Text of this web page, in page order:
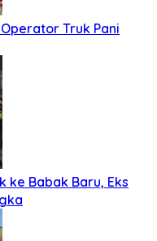
Truk Pani
ke Babak Baru, Eks